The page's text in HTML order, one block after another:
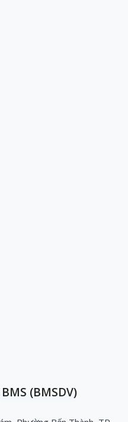
(BMSDV)